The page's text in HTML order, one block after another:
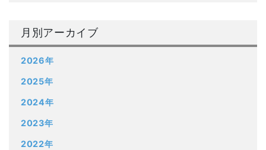
月別アーカイブ
2026年
2025年
2024年
2023年
2022年